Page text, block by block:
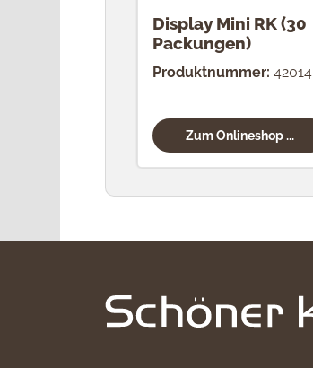
Display Mini RK (30
Packungen)
Produktnummer: 42014
Zum Onlineshop ...